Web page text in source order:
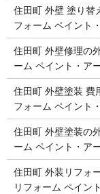
住田町 外壁 塗り替
フォーム ペイント
住田町 外壁修理の
ーム ペイント・ア
住田町 外壁塗装 費
フォーム ペイント
住田町 外壁塗装の
ーム ペイント・ア
住田町 外装リフォ
リフォーム ペイン